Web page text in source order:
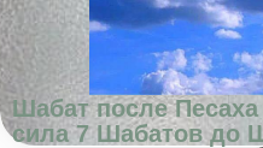
Шабат после
сила 7 Шабатов до